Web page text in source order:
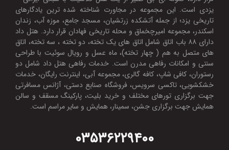
یزدی است. این مجموعه در مجاورت شناخته شده ترین یادگارهای
تاریخی یزد؛ از جمله آتشکده زرتشیان، مسجد جامع، موزه آب، زندان
اسکندر، مجموعه امیرچخماق و محله تاریخی فهادان قرار دارد. هتل داد
دارای ۸۸ باب اتاق شامل اتاق های یک تخته، دو تخته ، سه تخته، اتاق
های متصل به هم ( چهار تخته)، ماه عسل و رویال سوئیت با طراحی
سنتی و امکانات رفاهی مدرن است. خدمات رفاهی هتل داد شامل دو
رستوران، کافی شاپ، کافه گالری، مجموعه آبی، اینترنت رایگان، خدمات
خشکشویی، تاکسی سرویس، فروشگاه صنایع دستی، آژانس مسافرتی
جهت برگزاری تورهای مختلف و خرید بلیت، پارکینگ مسقف و سالن
همایش جهت برگزاری جشن، سمینار، همایش و سایر مراسم است.
۰۳۵۳۶۲۲۹۴۰۰